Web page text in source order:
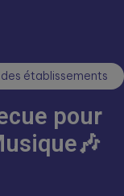
établissements
pour